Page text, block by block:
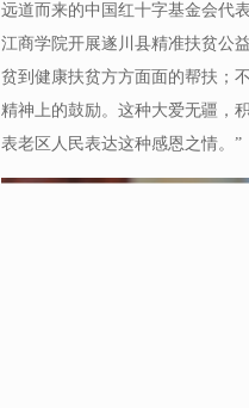
远道而来的中国红十字基金会代
江商学院开展遂川县精准扶贫公
贫到健康扶贫方方面面的帮扶；
精神上的鼓励。这种大爱无疆，
表老区人民表达这种感恩之情。”